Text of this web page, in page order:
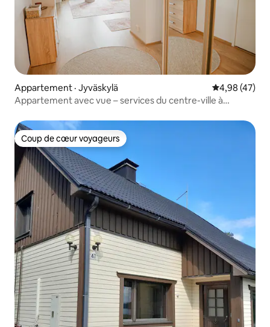
Appartement · Jyväskylä Note
4,98 (47)
Appartement avec vue – services du centre-ville à
Coup de cœur voyageurs
Coup de cœur voyageurs